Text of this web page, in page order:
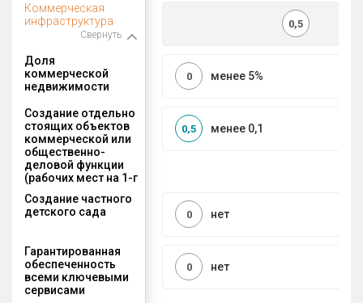
Коммерческая
инфраструктура
Свернуть
0,5
Доля
коммерческой
недвижимости
менее 5%
0
Создание отдельно
стоящих объектов
коммерческой или
общественно-
деловой функции
(рабочих мест на 1-г
менее 0,1
0,5
Создание частного
детского сада
нет
0
Гарантированная
обеспеченность
всеми ключевыми
сервисами
нет
0